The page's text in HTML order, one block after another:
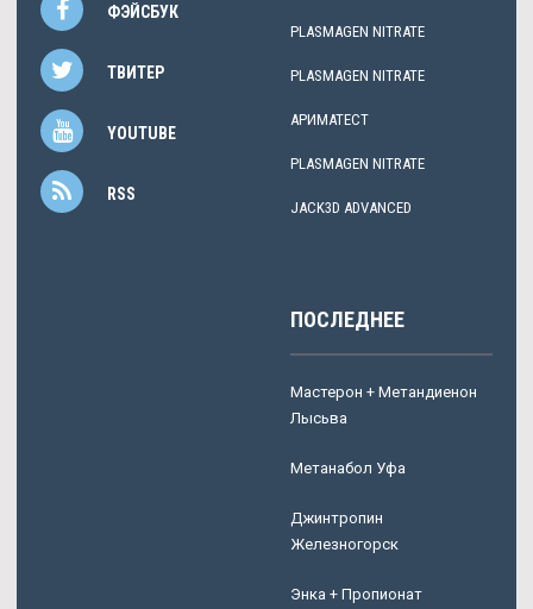
ФЭЙСБУК
ТВИТЕР
YOUTUBE
RSS
PLASMAGEN NITRATE
PLASMAGEN NITRATE
АРИМАТЕСТ
PLASMAGEN NITRATE
JACK3D ADVANCED
ПОСЛЕДНЕЕ
Мастерон + Метандиенон
Лысьва
Метанабол Уфа
Джинтропин
Железногорск
Энка + Пропионат